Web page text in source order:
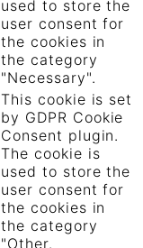
used to store the
user consent for
the cookies in
the category
"Necessary".
This cookie is set
by GDPR Cookie
Consent plugin.
The cookie is
used to store the
user consent for
the cookies in
the category
"Other.